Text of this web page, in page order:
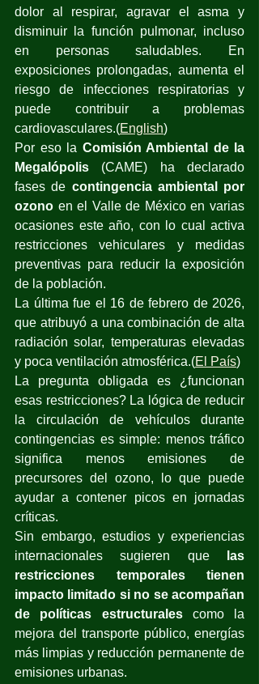
dolor al respirar, agravar el asma y
disminuir la función pulmonar, incluso
en personas saludables. En
exposiciones prolongadas, aumenta el
riesgo de infecciones respiratorias y
puede contribuir a problemas
cardiovasculares.(English)
Por eso la Comisión Ambiental de la
Megalópolis (CAME) ha declarado
fases de contingencia ambiental por
ozono en el Valle de México en varias
ocasiones este año, con lo cual activa
restricciones vehiculares y medidas
preventivas para reducir la exposición
de la población.
La última fue el 16 de febrero de 2026,
que atribuyó a una combinación de alta
radiación solar, temperaturas elevadas
y poca ventilación atmosférica.(El País)
La pregunta obligada es ¿funcionan
esas restricciones? La lógica de reducir
la circulación de vehículos durante
contingencias es simple: menos tráfico
significa menos emisiones de
precursores del ozono, lo que puede
ayudar a contener picos en jornadas
críticas.
Sin embargo, estudios y experiencias
internacionales sugieren que
las
restricciones temporales tienen
impacto limitado si no se acompañan
de políticas estructurales como la
mejora del transporte público, energías
más limpias y reducción permanente de
emisiones urbanas.